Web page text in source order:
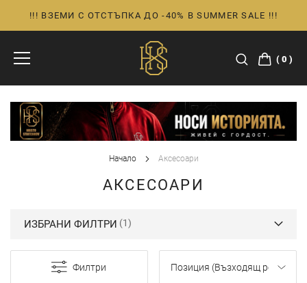
Прескачане
към
съдържанието
!!! ВЗЕМИ С ОТСТЪПКА ДО -40% В SUMMER SALE !!!
0
Начало Аксесоари
АКСЕСОАРИ
Филтри
ИЗБРАНИ ФИЛТРИ